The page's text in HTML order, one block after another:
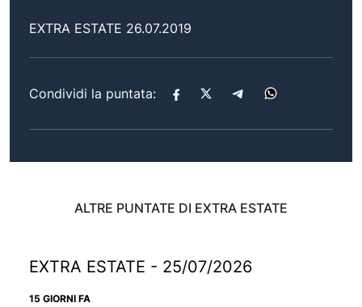
EXTRA ESTATE 26.07.2019
Condividi la puntata:
ALTRE PUNTATE DI EXTRA ESTATE
EXTRA ESTATE - 25/07/2026
15 GIORNI FA